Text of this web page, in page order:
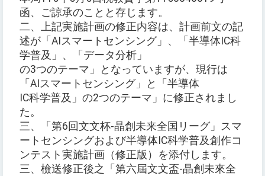
函、ご諒承のことと存じます。
二、上記実施計画の修正内容は、計画前文の記
述が「AIスマートセンシング」、「半導体IC科
学普及」、「データ分析」
の3つのテーマ」となっていますが、現行は
「AIスマートセンシング」と「半導体
IC科学普及」の2つのテーマ」に修正されまし
た。
三、「第6回文文杯-晶創未来全国リーグ」スマ
ートセンシングおよび半導体IC科学普及創作コ
ンテスト実施計画（修正版）を添付します。
三、檢送修正後之「第六屆文文盃-晶創未來全